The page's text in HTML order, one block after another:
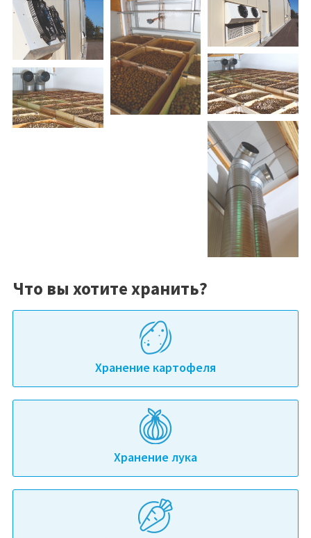
Что вы хотите хранить?
Хранение картофеля
Хранение лука